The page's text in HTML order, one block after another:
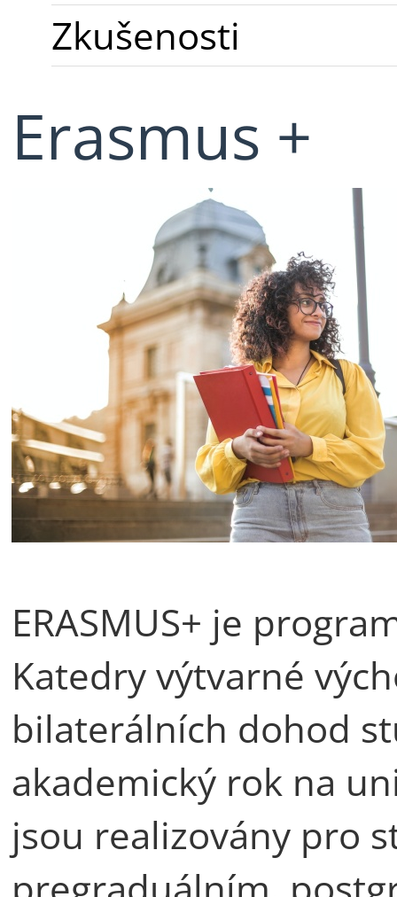
Zkušenosti
Erasmus +
ERASMUS+ je
Katedry výtvarné
bilaterálních dohod
akademický rok na
jsou realizovány pro